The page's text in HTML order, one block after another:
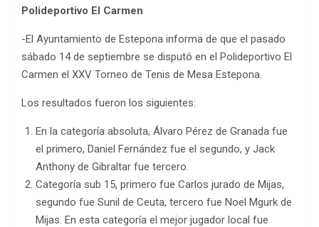
Polideportivo El Carmen
-El Ayuntamiento de Estepona informa de que el pasado
sábado 14 de septiembre se disputó en el Polideportivo El
Carmen el XXV Torneo de Tenis de Mesa Estepona.
Los resultados fueron los siguientes:
En la categoría absoluta, Álvaro Pérez de Granada fue
el primero, Daniel Fernández fue el segundo, y Jack
Anthony de Gibraltar fue tercero.
Categoría sub 15, primero fue Carlos jurado de Mijas,
segundo fue Sunil de Ceuta, tercero fue Noel Mgurk de
Mijas. En esta categoría el mejor jugador local fue